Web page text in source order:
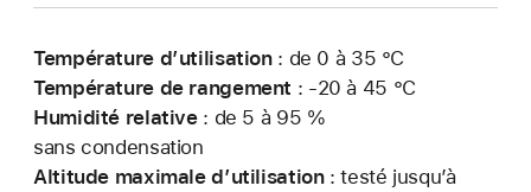
Température d’utilisation: de 0 à 35 °C
Température de rangement : -20 à 45 °C
Humidité relative: de 5 à 95 %
sans condensation
Altitude maximale d’utilisation: testé jusqu’à